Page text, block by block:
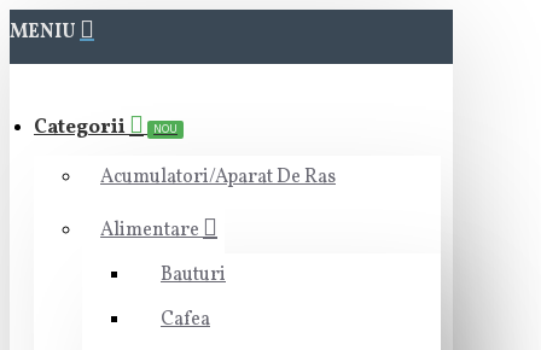
MENIU
Categorii NOU
Acumulatori/Aparat De Ras
Alimentare
Bauturi
Cafea